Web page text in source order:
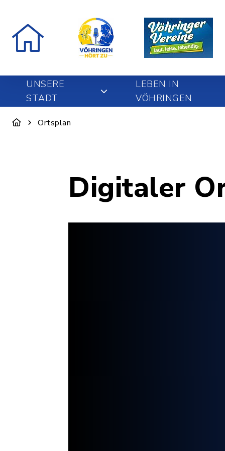
UNSERE
STADT
LEBEN IN
VÖHRINGEN
Ortsplan
Digitaler